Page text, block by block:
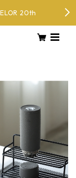
20th